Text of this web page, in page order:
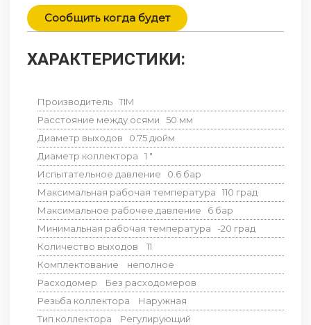
Сообщить когда будет
ХАРАКТЕРИСТИКИ:
Производитель TIM
Расстояние между осями
50 мм
Диаметр выходов
0.75 дюйм
Диаметр коллектора
1 "
Испытательное давление
0.6 бар
Максимальная рабочая температура
110 град
Максимальное рабочее давление
6 бар
Минимальная рабочая температура
-20 град
Количество выходов
11
Комплектование
неполное
Расходомер
Без расходомеров
Резьба коллектора
Наружная
Тип коллектора
Регулирующий